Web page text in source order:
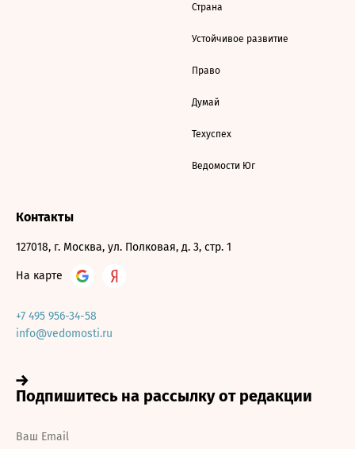
Страна
Устойчивое развитие
Право
Думай
Техуспех
Ведомости Юг
Контакты
127018, г. Москва, ул. Полковая, д. 3, стр. 1
На карте
+7 495 956-34-58
info@vedomosti.ru